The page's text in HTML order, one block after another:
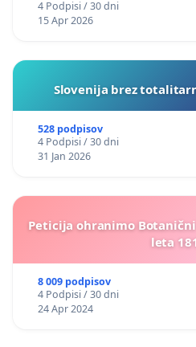
4 Podpisi / 30 dni
15 Apr 2026
Slovenija brez
528 podpisov
4 Podpisi / 30 dni
31 Jan 2026
Peticija ohranimo
leta
8 009 podpisov
4 Podpisi / 30 dni
24 Apr 2024